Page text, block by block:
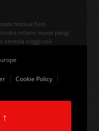
festival fiere
londra milano musei parigi
venezia viaggi voli
Cookie Policy